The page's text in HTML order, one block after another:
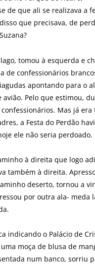
de que ali se realizava a
que precisava, de
tomou à esquerda e
de confessionários
apontando para o
Pelo que estimou,
Mas já era
a Festa do Perdão
ele não seria perdoado.
à direita que logo
também à direita.
deserto, tornou a
por outra ala- meda
indicando o Palácio de
moça de blusa de
num banco, sorriu